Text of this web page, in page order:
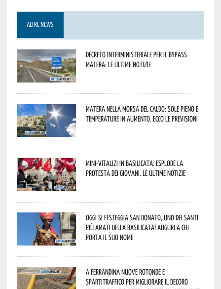
ALTRE NEWS
Decreto interministeriale per il Bypass
Matera: le ultime notizie
Matera nella morsa del caldo: sole pieno e
temperature in aumento. Ecco le previsioni
Mini-vitalizi in Basilicata: esplode la
protesta dei giovani. Le ultime notizie
Oggi si festeggia San Donato, uno dei Santi
più amati della Basilicata! Auguri a chi
porta il suo nome
A Ferrandina nuove rotonde e
spartitraffico per migliorare il decoro